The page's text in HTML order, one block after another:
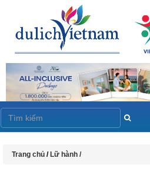
Trang chủ / Lữ hành /